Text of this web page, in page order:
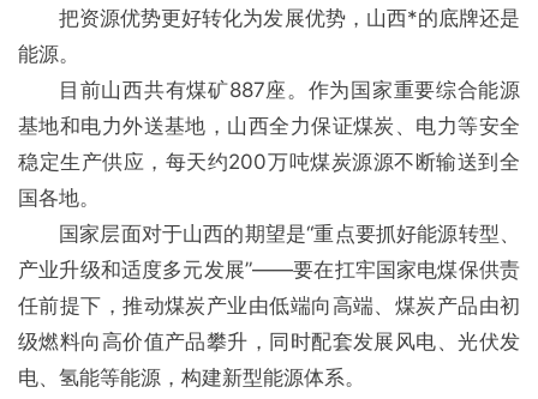
把资源优势更好转化为发展优势，山西*的底牌还是
能源。
目前山西共有煤矿887座。作为国家重要综合能源
基地和电力外送基地，山西全力保证煤炭、电力等安全
稳定生产供应，每天约200万吨煤炭源源不断输送到全
国各地。
国家层面对于山西的期望是“重点要抓好能源转型、
产业升级和适度多元发展”——要在扛牢国家电煤保供责
任前提下，推动煤炭产业由低端向高端、煤炭产品由初
级燃料向高价值产品攀升，同时配套发展风电、光伏发
电、氢能等能源，构建新型能源体系。